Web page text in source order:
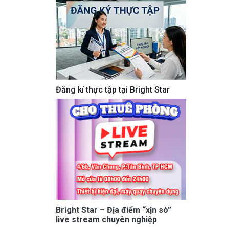
Đăng kí thực tập tại Bright Star
Bright Star – Địa điểm “xịn sò”
live stream chuyên nghiệp